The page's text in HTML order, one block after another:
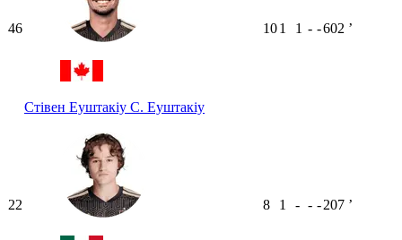
46
Стівен Еуштакіу С. Еуштакіу
101 1 - -602 ʼ
22 8 1 - - -207 ʼ